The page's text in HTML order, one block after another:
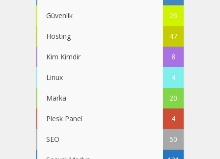
Güvenlik 26
Hosting 47
Kim Kimdir 8
Linux 4
Marka 20
Plesk Panel 4
SEO 50